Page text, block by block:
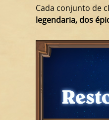
Cada conjunto de
legendaria, dos